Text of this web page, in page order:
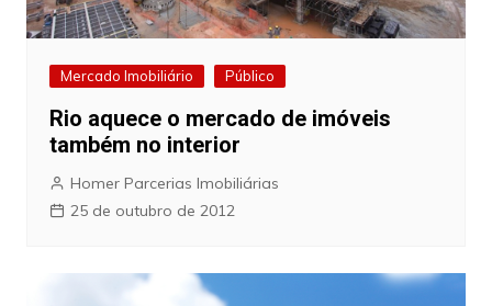
Mercado Imobiliário Público
Rio aquece o mercado de imóveis
também no interior
Homer Parcerias Imobiliárias
25 de outubro de 2012